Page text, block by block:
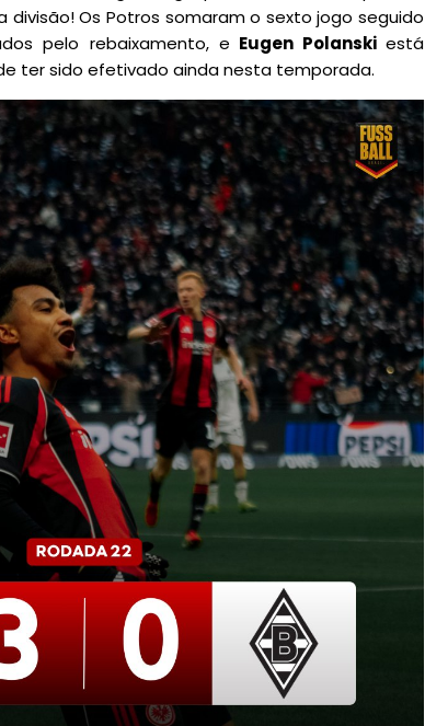
divisão! Os Potros somaram o sexto jogo seguido
pelo rebaixamento, e Eugen Polanskiestá
ter sido efetivado ainda nesta temporada.